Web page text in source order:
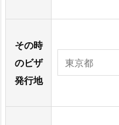
その時
のビザ
発行地